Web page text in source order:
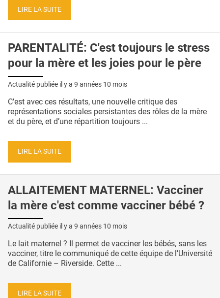
CONDITIONS GÉNÉRALES
CRÉDITS
LIRE LA SUITE
PARENTALITÉ: C'est toujours le stress
pour la mère et les joies pour le père
Actualité publiée il y a 9 années 10 mois
C’est avec ces résultats, une nouvelle critique des
représentations sociales persistantes des rôles de la mère
et du père, et d’une répartition toujours ...
LIRE LA SUITE
ALLAITEMENT MATERNEL: Vacciner
la mère c'est comme vacciner bébé ?
Actualité publiée il y a 9 années 10 mois
Le lait maternel ? Il permet de vacciner les bébés, sans les
vacciner, titre le communiqué de cette équipe de l’Université
de Californie – Riverside. Cette ...
LIRE LA SUITE